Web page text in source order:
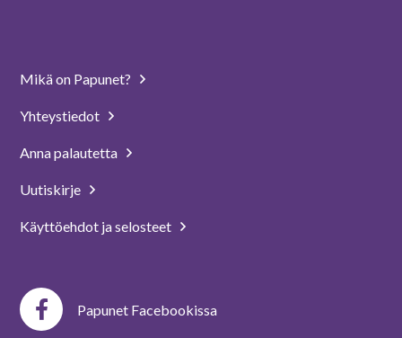
Mikä on Papunet?
Yhteystiedot
Anna palautetta
Uutiskirje
Käyttöehdot ja selosteet
Papunet Facebookissa